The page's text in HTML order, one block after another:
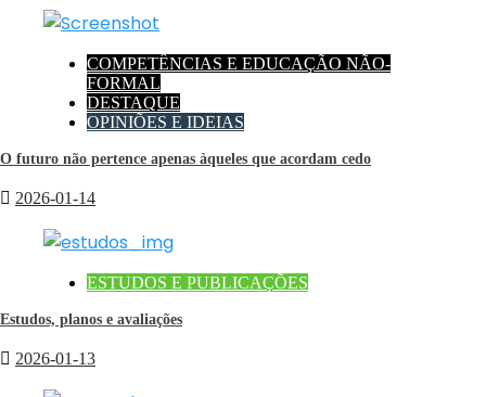
COMPETÊNCIAS E EDUCAÇÃO NÃO-
FORMAL
DESTAQUE
OPINIÕES E IDEIAS
O futuro não pertence apenas àqueles que acordam cedo
2026-01-14
ESTUDOS E PUBLICAÇÕES
Estudos, planos e avaliações
2026-01-13